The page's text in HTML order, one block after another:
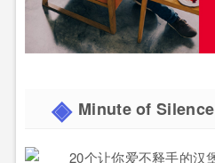
Minute of Silence